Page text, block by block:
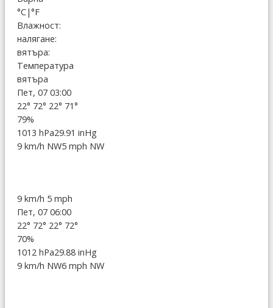
°C|°F
Влажност:
налягане:
вятъра:
Температура
вятъра
Пет, 07 03:00
22° 72° 22° 71°
79%
1013 hPa29.91 inHg
9 km/h NW5 mph NW
9 km/h 5 mph
Пет, 07 06:00
22° 72° 22° 72°
70%
1012 hPa29.88 inHg
9 km/h NW6 mph NW